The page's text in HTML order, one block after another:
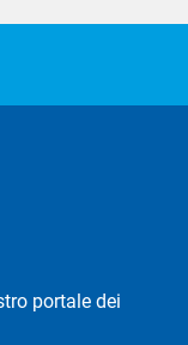
portale dei